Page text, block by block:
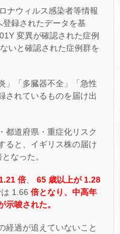
ナウィルス感染者等情報
録されたデータを基
変異が確認された症例
いと確認された症例群を
」「多臓器不全」「急性
されているものを届け出
都道府県・重症化リスク
ると、イギリス株の届け
なった。
倍、 65 歳以上が 1.28
1.66 倍となり、中高年
唆された。
経過が追えていないこと